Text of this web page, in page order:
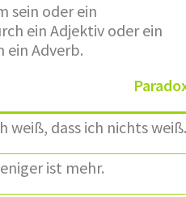
sein oder ein
ein Adjektiv oder ein
Adverb.
weiß, dass ich nichts
ist mehr.